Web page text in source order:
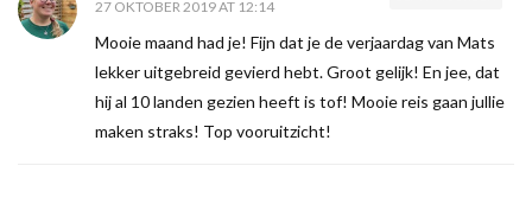
27 OKTOBER 2019 AT 12:14
Mooie maand had je! Fijn dat je de verjaardag van Mats
lekker uitgebreid gevierd hebt. Groot gelijk! En jee, dat
hij al 10 landen gezien heeft is tof! Mooie reis gaan jullie
maken straks! Top vooruitzicht!